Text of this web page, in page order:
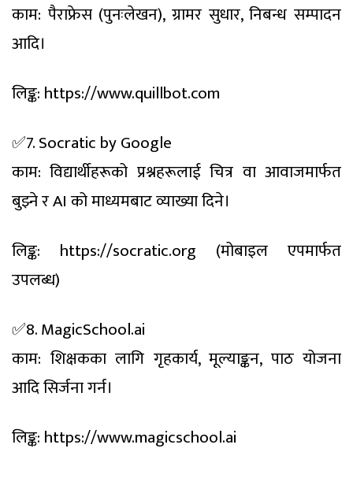
काम: पैराफ्रेस (पुनःलेखन), ग्रामर सुधार, निबन्ध सम्पादन
आदि।
लिङ्क: https://www.quillbot.com
✅7. Socratic by Google
काम: विद्यार्थीहरूको प्रश्नहरूलाई चित्र वा आवाजमार्फत
बुझ्ने र AI को माध्यमबाट व्याख्या दिने।
लिङ्क: https://socratic.org (मोबाइल एपमार्फत
उपलब्ध)
✅8. MagicSchool.ai
काम: शिक्षकका लागि गृहकार्य, मूल्याङ्कन, पाठ योजना
आदि सिर्जना गर्न।
लिङ्क: https://www.magicschool.ai